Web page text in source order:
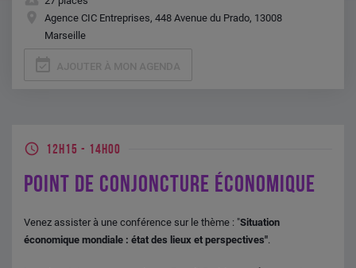
Agence CIC Entreprises, 448 Avenue du Prado, 13008
Marseille
12H15 - 14H00
POINT DE CONJONCTURE ÉCONOMIQUE
Venez assister à une conférence sur le thème : "Situation
économique mondiale : état des lieux et perspectives".